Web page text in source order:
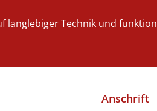
von
das
langlebiger Technik und
Anschrift